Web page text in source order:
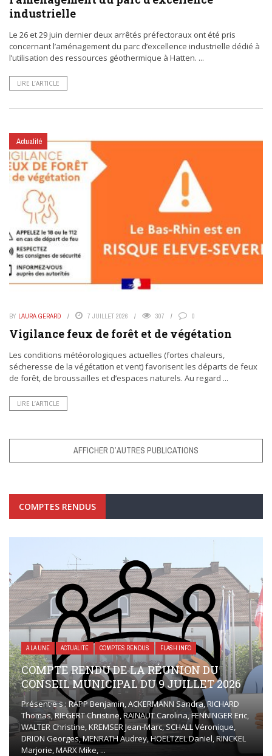
industrielle
Le 26 et 29 juin dernier deux arrêtés préfectoraux ont été pris
concernant l’aménagement du parc d’excellence industrielle dédié à
l’utilisation des ressources géothermique à Hatten. ...
LIRE L’ARTICLE
Actualité
BY LAURA GERARD 7 JUILLET 2026 307 0
Vigilance feux de forêt et de végétation
Les conditions météorologiques actuelles (fortes chaleurs,
sécheresse de la végétation et vent) favorisent les départs de feux
de forêt, de broussailles et d’espaces naturels. Au regard ...
LIRE L’ARTICLE
AFFICHER D’AUTRES PUBLICATIONS
COMPTES RENDUS
A LA UNE ACTUALITÉ COMPTES RENDUS FLASH INFO
COMPTE RENDU DE LA RÉUNION DU
CONSEIL MUNICIPAL DU 9 JUILLET 2026
Présent·e·s : RAPP Benjamin, ACKERMANN Sandra, RICHARD
Thomas, RIEGERT Christine, RAINAUT Carolina, FENNINGER Eric,
WALTER Christine, KREMSER Jean-Marc, SCHALL Véronique,
DRION Georges, MENRATH Audrey, HOELTZEL Daniel, RINCKEL
Marjorie, MARX Mike, ...